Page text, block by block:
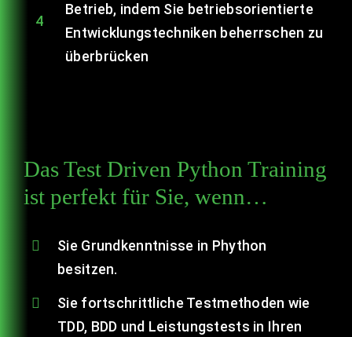
4
Betrieb, indem Sie betriebsorientierte
Entwicklungstechniken beherrschen zu
überbrücken
Das Test Driven Python Training
ist perfekt für Sie, wenn…
Sie Grundkenntnisse in Phython
besitzen.
Sie fortschrittliche Testmethoden wie
TDD, BDD und Leistungstests in Ihren